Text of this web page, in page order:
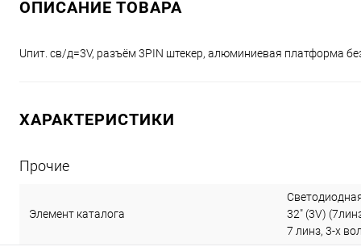
ОПИСАНИЕ ТОВАРА
Uпит. св/д=3V, разъём 3PIN штекер, алюминиевая платформа
ХАРАКТЕРИСТИКИ
Прочие
Элемент каталога
32" (3V)
7 линз, 3-х